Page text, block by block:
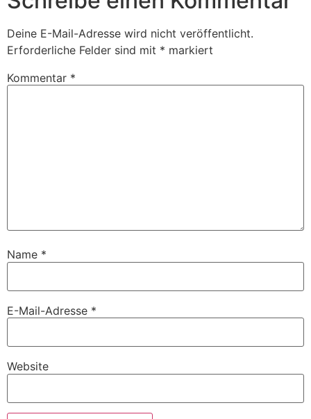
Deine E-Mail-Adresse wird nicht veröffentlicht.
Erforderliche Felder sind mit * markiert
Kommentar *
Name *
E-Mail-Adresse *
Website